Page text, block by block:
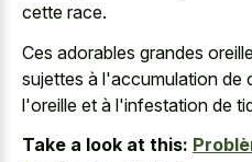
cette race.
Ces adorables grandes
sujettes à l'accumulation de
l'oreille et à l'infestation de
Take a look at this: